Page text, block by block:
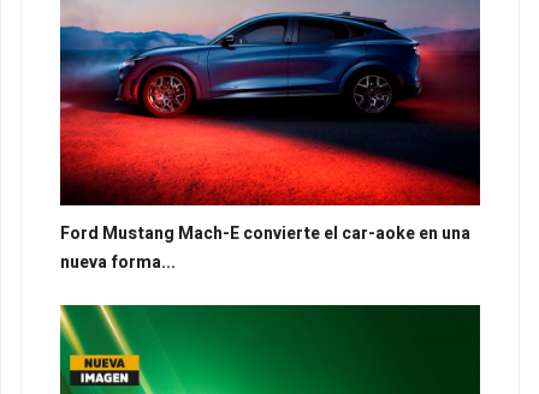
Ford Mustang Mach-E convierte el car-aoke en una
nueva forma...